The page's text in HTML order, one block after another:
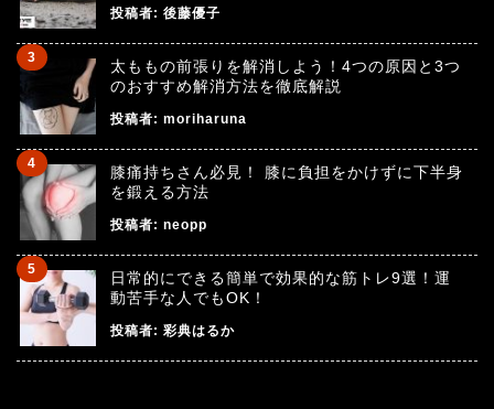
投稿者: 後藤優子
太ももの前張りを解消しよう！4つの原因と3つ
のおすすめ解消方法を徹底解説
投稿者: moriharuna
膝痛持ちさん必見！ 膝に負担をかけずに下半身
を鍛える方法
投稿者: neopp
日常的にできる簡単で効果的な筋トレ9選！運
動苦手な人でもOK！
投稿者: 彩典はるか